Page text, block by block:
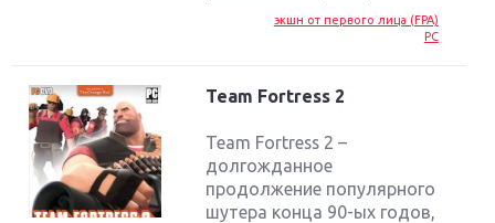
экшн от первого лица (FPA)
PC
Team Fortress 2
Team Fortress 2 –
долгожданное
продолжение популярного
шутера конца 90-ых годов,